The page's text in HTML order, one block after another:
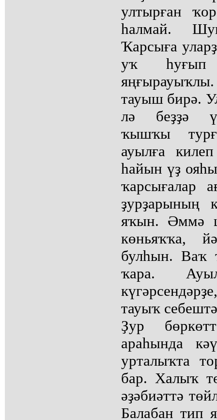
ултырған
һалмай.
Ҡарсыға
уҡ һуғып
тауыш бирә.
лә беҙҙә
ҡышҡы
ауылға
һайын үҙ
ҡарсығалар
ҙурҙарының
яҡын. Әммә
көньяҡҡа,
булһын. Ваҡ
ҡара.
тауыҡ
Ҙур
араһында
урталыҡта
бар. Халыҡ
әҙәбиәттә
Балабан тип